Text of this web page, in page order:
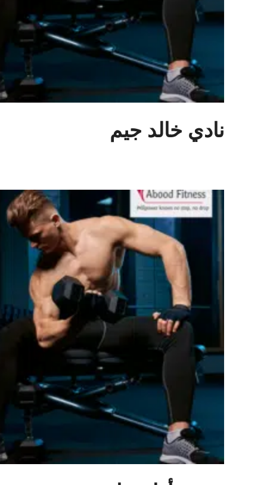
نادي خالد جيم